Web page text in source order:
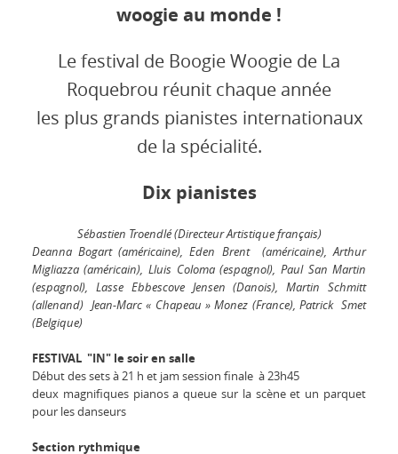
woogie au monde !
Le festival de Boogie Woogie de La
Roquebrou réunit chaque année
les plus grands pianistes internationaux
de la spécialité.
Dix pianistes
Sébastien Troendlé (Directeur Artistique français)
Deanna Bogart (américaine), Eden Brent (américaine), Arthur
Migliazza (américain), Lluis Coloma (espagnol), Paul San Martin
(espagnol), Lasse Ebbescove Jensen (Danois), Martin Schmitt
(allenand) Jean-Marc « Chapeau » Monez (France), Patrick Smet
(Belgique)
FESTIVAL "IN" le soir en salle
Début des sets à 21 h et jam session finale à 23h45
deux magnifiques pianos a queue sur la scène et un parquet
pour les danseurs
Section rythmique